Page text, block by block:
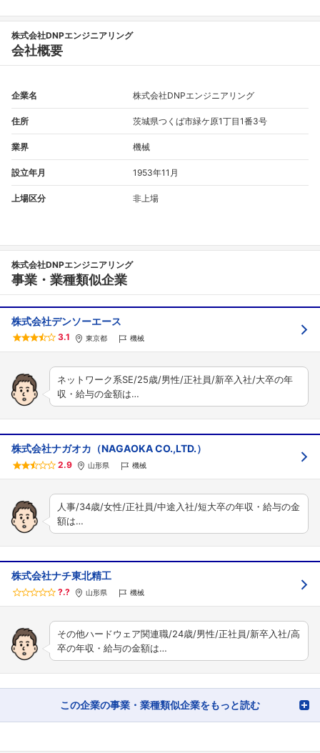
こちらの企業もフォローしませんか？
株式会社DNPエンジニアリング
会社概要
企業名 株式会社DNPエンジニアリング
住所 茨城県つくば市緑ケ原1丁目1番3号
業界 機械
設立年月 1953年11月
上場区分 非上場
株式会社DNPエンジニアリング
事業・業種類似企業
株式会社デンソーエース
3.1 東京都 機械
ネットワーク系SE/25歳/男性/正社員/新卒入社/大卒の年
収・給与の金額は…
株式会社ナガオカ（NAGAOKA CO.,LTD.）
2.9 山形県 機械
人事/34歳/女性/正社員/中途入社/短大卒の年収・給与の金
額は…
株式会社ナチ東北精工
?.? 山形県 機械
その他ハードウェア関連職/24歳/男性/正社員/新卒入社/高
卒の年収・給与の金額は…
この企業の事業・業種類似企業をもっと読む